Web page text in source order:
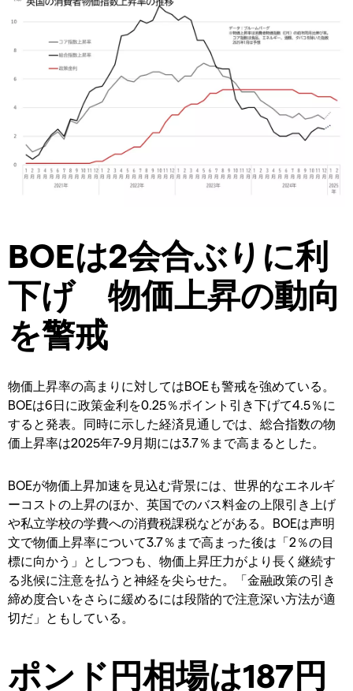
BOEは2会合ぶりに利
下げ 物価上昇の動向
を警戒
物価上昇率の高まりに対してはBOEも警戒を強めている。
BOEは6日に政策金利を0.25％ポイント引き下げて4.5％に
すると発表。同時に示した経済見通しでは、総合指数の物
価上昇率は2025年7-9月期には3.7％まで高まるとした。
BOEが物価上昇加速を見込む背景には、世界的なエネルギ
ーコストの上昇のほか、英国でのバス料金の上限引き上げ
や私立学校の学費への消費税課税などがある。BOEは声明
文で物価上昇率について3.7％まで高まった後は「2％の目
標に向かう」としつつも、物価上昇圧力がより長く継続す
る兆候に注意を払うと神経を尖らせた。「金融政策の引き
締め度合いをさらに緩めるには段階的で注意深い方法が適
切だ」ともしている。
ポンド円相場は187円